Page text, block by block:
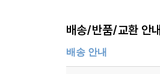
배송/반품/교환 안내
배송 안내